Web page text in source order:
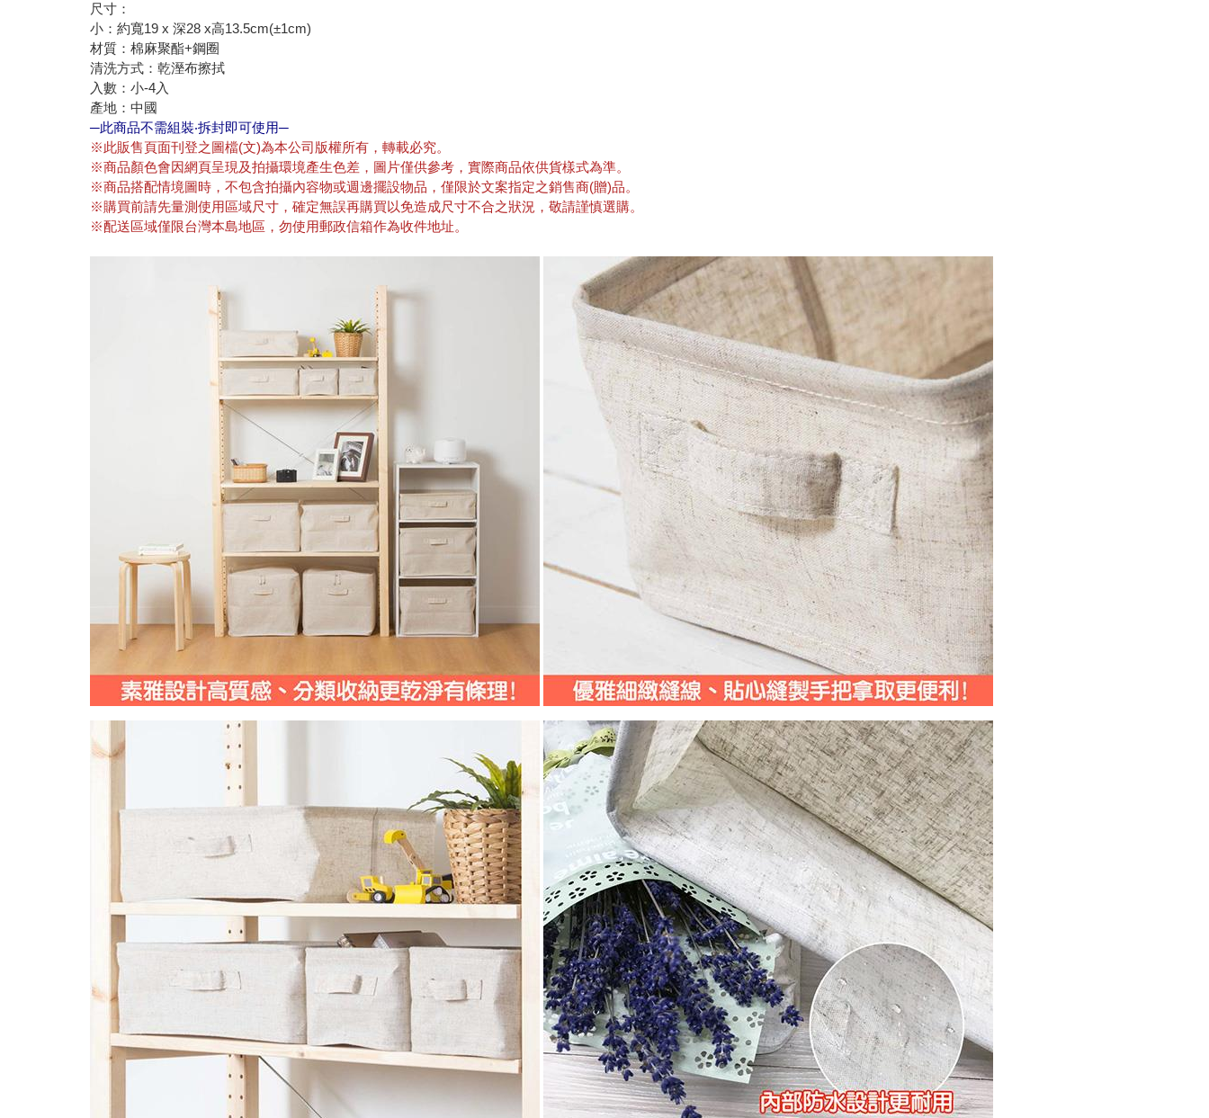
尺寸：
小：約寬19 x 深28 x高13.5cm(±1cm)
材質：棉麻聚酯+鋼圈
清洗方式：乾溼布擦拭
入數：小-4入
產地：中國
─此商品不需組裝‧拆封即可使用─
※此販售頁面刊登之圖檔(文)為本公司版權所有，轉載必究。
※商品顏色會因網頁呈現及拍攝環境產生色差，圖片僅供參考，實際商品依供貨樣式為準。
※商品搭配情境圖時，不包含拍攝內容物或週邊擺設物品，僅限於文案指定之銷售商(贈)品。
※購買前請先量測使用區域尺寸，確定無誤再購買以免造成尺寸不合之狀況，敬請謹慎選購。
※配送區域僅限台灣本島地區，勿使用郵政信箱作為收件地址。